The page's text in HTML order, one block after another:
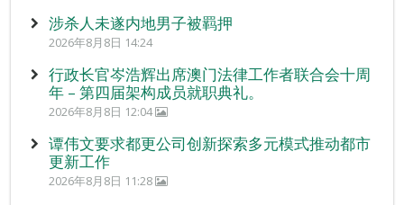
涉杀人未遂内地男子被羁押
2026年8月8日 14:24
行政长官岑浩辉出席澳门法律工作者联合会十周
年 – 第四届架构成员就职典礼。
2026年8月8日 12:04
谭伟文要求都更公司创新探索多元模式推动都市
更新工作
2026年8月8日 11:28